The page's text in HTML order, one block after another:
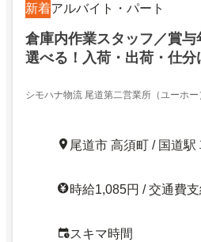
新着アルバイト・パート
倉庫内作業スタッフ／賞
選べる！入荷・出荷・仕
シモハナ物流 尾道第二営業所（ユーホー
尾道市 高須町 / 国道駅
時給1,085円 / 交通費
スキマ時間